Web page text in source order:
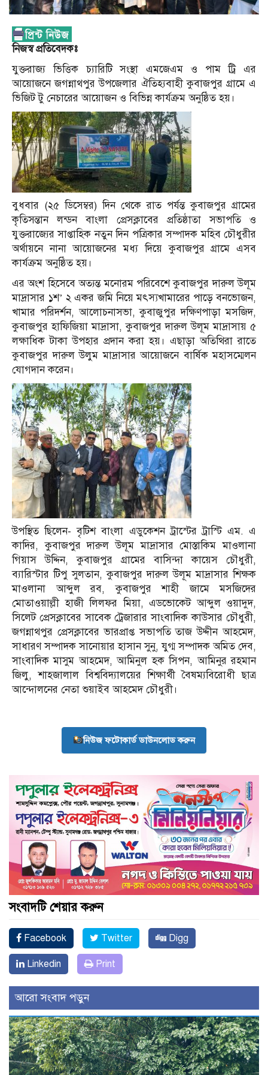
নিজস্ব প্রতিবেদকঃ
যুক্তরাজ্য ভিত্তিক চ্যারিটি সংস্থা এমজেএম ও পাম ট্রি এর
আয়োজনে জগন্নাথপুর উপজেলার ঐতিহ্যবাহী কুবাজপুর গ্রামে এ
ভিজিট টু নেচারের আয়োজন ও বিভিন্ন কার্যক্রম অনুষ্ঠিত হয়।
বুধবার (২৫ ডিসেম্বর) দিন থেকে রাত পর্যন্ত কুবাজপুর গ্রামের
কৃতিসন্তান লন্ডন বাংলা প্রেসক্লাবের প্রতিষ্ঠাতা সভাপতি ও
যুক্তরাজ্যের সাপ্তাহিক নতুন দিন পত্রিকার সম্পাদক মহিব চৌধুরীর
অর্থায়নে নানা আয়োজনের মধ্য দিয়ে কুবাজপুর গ্রামে এসব
কার্যক্রম অনুষ্ঠিত হয়।
এর অংশ হিসেবে অত্যন্ত মনোরম পরিবেশে কুবাজপুর দারুল উলূম
মাদ্রাসার ১শ’ ২ একর জমি নিয়ে মৎস্যখামারের পাড়ে বনভোজন,
খামার পরিদর্শন, আলোচনাসভা, কুবাজুপুর দক্ষিণপাড়া মসজিদ,
কুবাজপুর হাফিজিয়া মাদ্রাসা, কুবাজপুর দারুল উলূম মাদ্রাসায় ৫
লক্ষাধিক টাকা উপহার প্রদান করা হয়। এছাড়া অতিথিরা রাতে
কুবাজপুর দারুল উলুম মাদ্রাসার আয়োজনে বার্ষিক মহাসম্মেলন
যোগদান করেন।
উপস্থিত ছিলেন- বৃটিশ বাংলা এডুকেশন ট্রাস্টের ট্রাস্টি এম. এ
কাদির, কুবাজপুর দারুল উলূম মাদ্রাসার মোস্তাকিম মাওলানা
গিয়াস উদ্দিন, কুবাজপুর গ্রামের বাসিন্দা কায়েস চৌধুরী,
ব্যারিস্টার টিপু সুলতান, কুবাজপুর দারুল উলূম মাদ্রাসার শিক্ষক
মাওলানা আব্দুল রব, কুবাজপুর শাহী জামে মসজিদের
মোতাওয়াল্লী হাজী লিলফর মিয়া, এডভোকেট আব্দুল ওয়াদুদ,
সিলেট প্রেসক্লাবের সাবেক ট্রেজারার সাংবাদিক কাউসার চৌধুরী,
জগন্নাথপুর প্রেসক্লাবের ভারপ্রাপ্ত সভাপতি তাজ উদ্দীন আহমেদ,
সাধারণ সম্পাদক সানোয়ার হাসান সুনু, যুগ্ম সম্পাদক অমিত দেব,
সাংবাদিক মাসুম আহমেদ, আমিনুল হক সিপন, আমিনুর রহমান
জিলু, শাহজালাল বিশ্ববিদ্যালয়ের শিক্ষার্থী বৈষম্যবিরোধী ছাত্র
আন্দোলনের নেতা শুয়াইব আহমেদ চৌধুরী।
নিউজ ফটোকার্ড ডাউনলোড করুন
সংবাদটি শেয়ার করুন
Facebook Twitter Digg
Linkedin Print
আরো সংবাদ পড়ুন